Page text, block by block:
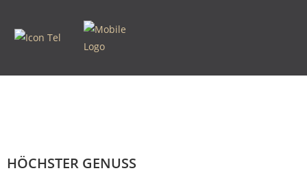
HÖCHSTER GENUSS